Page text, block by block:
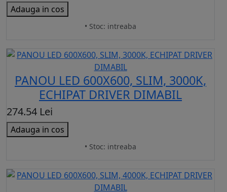
Adauga in cos
• Stoc: intreaba
PANOU LED 600X600, SLIM, 3000K,
ECHIPAT DRIVER DIMABIL
274.54 Lei
Adauga in cos
• Stoc: intreaba